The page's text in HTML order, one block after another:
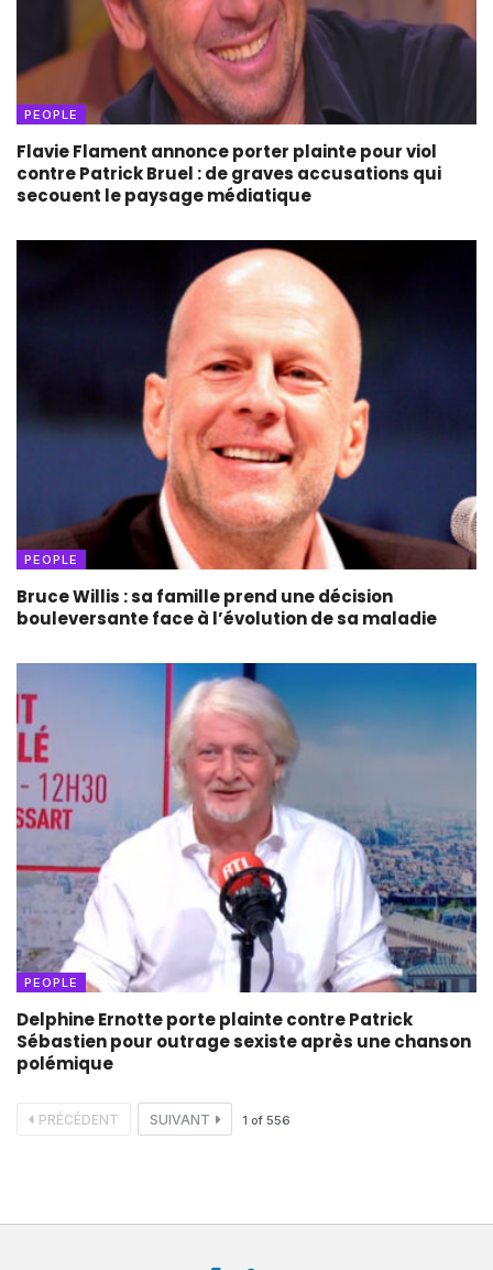
PEOPLE
Flavie Flament annonce porter plainte pour viol
contre Patrick Bruel : de graves accusations qui
secouent le paysage médiatique
PEOPLE
Bruce Willis : sa famille prend une décision
bouleversante face à l’évolution de sa maladie
PEOPLE
Delphine Ernotte porte plainte contre Patrick
Sébastien pour outrage sexiste après une chanson
polémique
PRÉCÉDENT SUIVANT 1 of 556